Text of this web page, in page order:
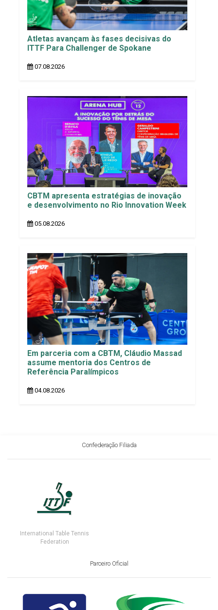
Atletas avançam às fases decisivas do
ITTF Para Challenger de Spokane
07.08.2026
CBTM apresenta estratégias de inovação
e desenvolvimento no Rio Innovation Week
05.08.2026
Em parceria com a CBTM, Cláudio Massad
assume mentoria dos Centros de
Referência Paralímpicos
04.08.2026
Confederação Filiada
International Table Tennis
Federation
Parceiro Oficial